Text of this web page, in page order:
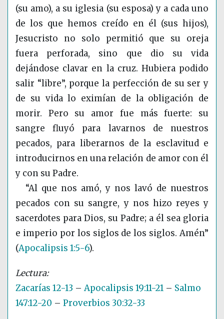
(su amo), a su iglesia (su esposa) y a cada uno
de los que hemos creído en él (sus hijos),
Jesucristo no solo permitió que su oreja
fuera perforada, sino que dio su vida
dejándose clavar en la cruz. Hubiera podido
salir “libre”, porque la perfección de su ser y
de su vida lo eximían de la obligación de
morir. Pero su amor fue más fuerte: su
sangre fluyó para lavarnos de nuestros
pecados, para liberarnos de la esclavitud e
introducirnos en una relación de amor con él
y con su Padre.
“Al que nos amó, y nos lavó de nuestros
pecados con su sangre, y nos hizo reyes y
sacerdotes para Dios, su Padre; a él sea gloria
e imperio por los siglos de los siglos. Amén”
(Apocalipsis 1:5-6).
Zacarías 12-13 –Apocalipsis 19:11-21 – Salmo
147:12-20 – Proverbios 30:32-33